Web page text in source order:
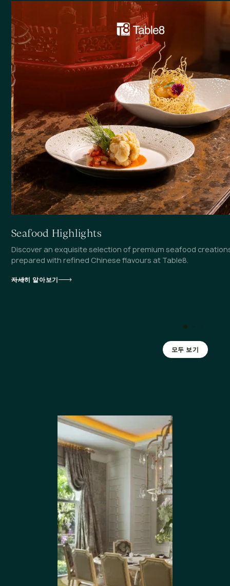
모두 보기
Seafood Highlights
Discover an exquisite selection of premium seafood
prepared with refined Chinese flavours at Table8.
자세히 알아보기